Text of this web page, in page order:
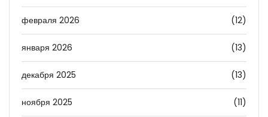
февраля 2026 (12)
января 2026 (13)
декабря 2025 (13)
ноября 2025 (11)